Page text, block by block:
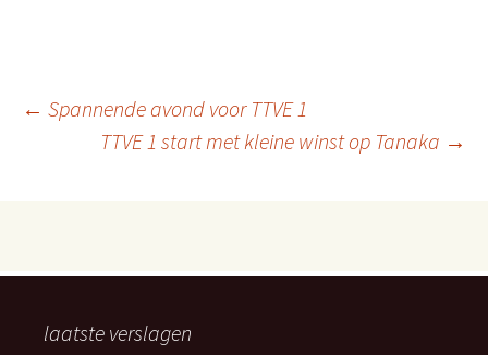
Berichtnavigatie
← Spannende avond voor TTVE 1
TTVE 1 start met kleine winst op Tanaka →
laatste verslagen